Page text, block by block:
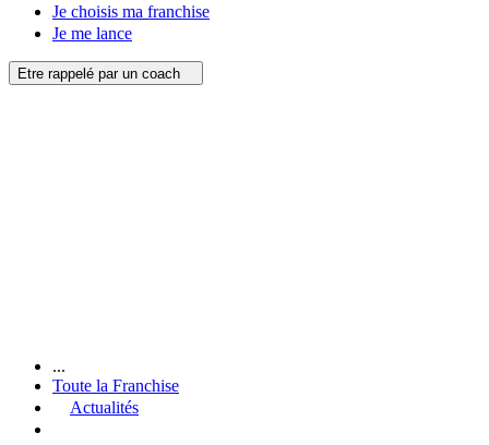
Je choisis ma franchise
Je me lance
Etre rappelé par un coach
...
Toute la Franchise
Actualités